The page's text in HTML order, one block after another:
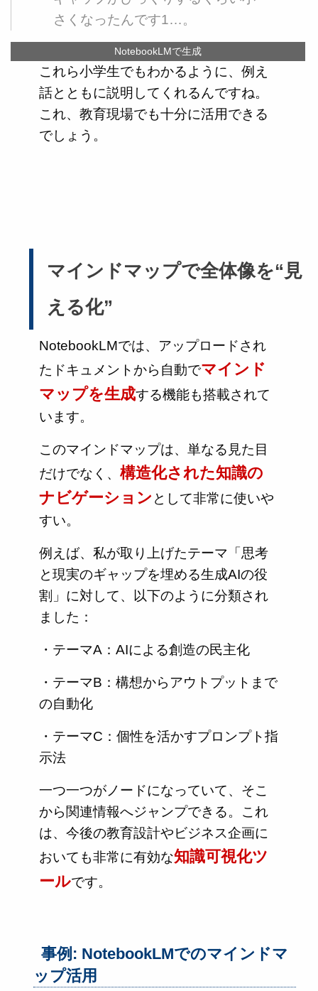
さくなったんです1…。
NotebookLMで生成
これら小学生でもわかるように、例え
話とともに説明してくれるんですね。
これ、教育現場でも十分に活用できる
でしょう。
マインドマップで全体像を“見
える化”
NotebookLMでは、アップロードされ
たドキュメントから自動でマインド
マップを生成する機能も搭載されて
います。
このマインドマップは、単なる見た目
だけでなく、 構造化された知識の
ナビゲーション として非常に使いや
すい。
例えば、私が取り上げたテーマ「思考
と現実のギャップを埋める生成AIの役
割」に対して、以下のように分類され
ました：
・テーマA：AIによる創造の民主化
・テーマB：構想からアウトプットまで
の自動化
・テーマC：個性を活かすプロンプト指
示法
一つ一つがノードになっていて、そこ
から関連情報へジャンプできる。これ
は、今後の教育設計やビジネス企画に
おいても非常に有効な知識可視化ツ
ールです。
事例: NotebookLMでのマインドマ
ップ活用